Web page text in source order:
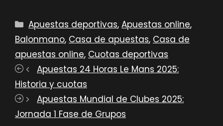
Categorías
Apuestas deportivas,Apuestas online,
Balonmano, Casa de apuestas, Casa de
apuestas online, Cuotas deportivas
Apuestas 24 Horas Le Mans 2025:
Historia y cuotas
Apuestas Mundial de Clubes 2025:
Jornada 1 Fase de Grupos